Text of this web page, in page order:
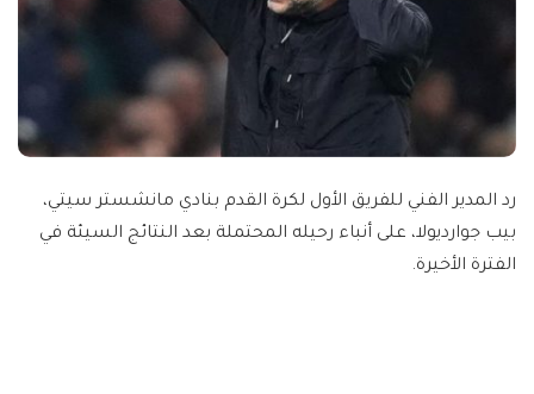
رد المدير الفني للفريق الأول لكرة القدم بنادي مانشستر سيتي،
بيب جوارديولا، على أنباء رحيله المحتملة بعد النتائج السيئة في
الفترة الأخيرة.